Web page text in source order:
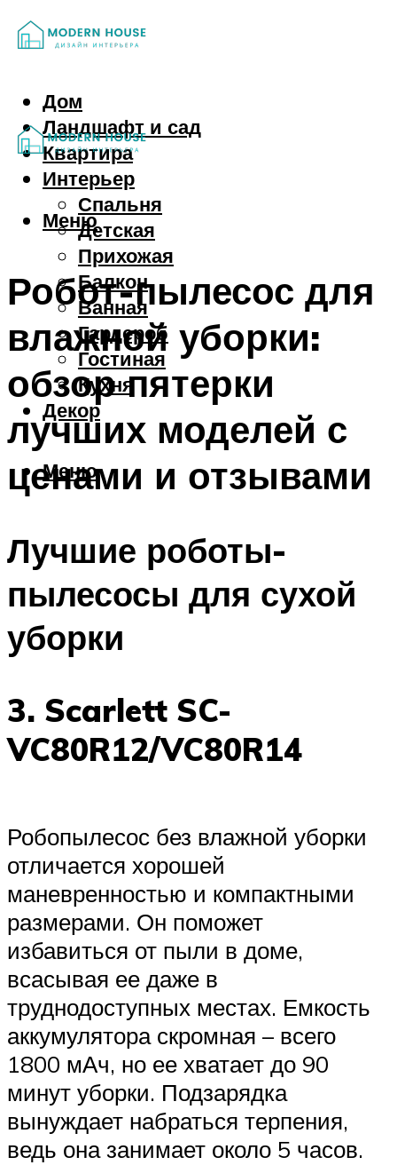
Дом
Ландшафт и сад
Квартира
Интерьер
Спальня
Детская
Прихожая
Балкон
Ванная
Гардероб
Гостиная
Кухня
Декор
Меню
Меню
Робот-пылесос для
влажной уборки:
обзор пятерки
лучших моделей с
ценами и отзывами
Лучшие роботы-
пылесосы для сухой
уборки
3. Scarlett SC-
VC80R12/VC80R14
Робопылесос без влажной уборки
отличается хорошей
маневренностью и компактными
размерами. Он поможет
избавиться от пыли в доме,
всасывая ее даже в
труднодоступных местах. Емкость
аккумулятора скромная – всего
1800 мАч, но ее хватает до 90
минут уборки. Подзарядка
вынуждает набраться терпения,
ведь она занимает около 5 часов.